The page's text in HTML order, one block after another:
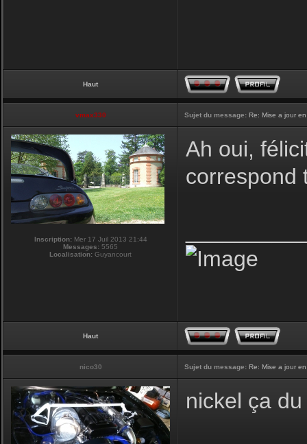
Haut
vmax330 Sujet du message: Re: Mise a jour
Inscription:Mer 17 Juil 2013 21:44
Messages: 5565
Localisation: Guyancourt
Ah oui,
correspond
Haut
nico30 Sujet du message: Re: Mise a jour
nickel ça